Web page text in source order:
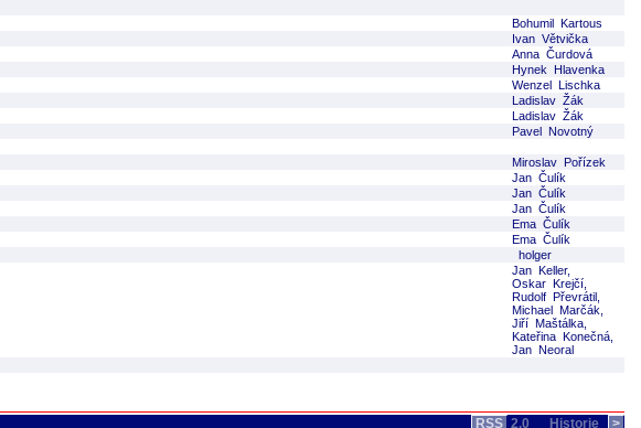
Bohumil Kartous
Ivan Větvička
Anna Čurdová
Hynek Hlavenka
Wenzel Lischka
Ladislav Žák
Ladislav Žák
Pavel Novotný
Miroslav Pořízek
Jan Čulík
Jan Čulík
Jan Čulík
Ema Čulík
Ema Čulík
holger
Jan Keller,
Oskar Krejčí,
Rudolf Převrátil,
Michael Marčák,
Jiří Maštálka,
Kateřina Konečná,
Jan Neoral
RSS 2.0 Historie >